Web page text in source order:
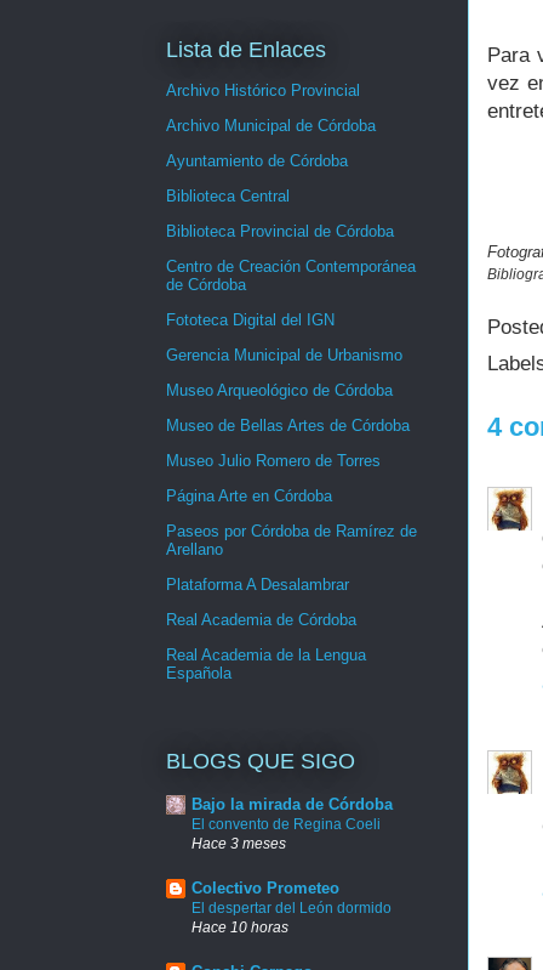
Para
vez
4
Lista de Enlaces
Archivo Histórico Provincial
Archivo Municipal de Córdoba
Ayuntamiento de Córdoba
Biblioteca Central
Biblioteca Provincial de Córdoba
Centro de Creación Contemporánea
de Córdoba
Fototeca Digital del IGN
Gerencia Municipal de Urbanismo
Museo Arqueológico de Córdoba
Museo de Bellas Artes de Córdoba
Museo Julio Romero de Torres
Página Arte en Córdoba
Paseos por Córdoba de Ramírez de
Arellano
Plataforma A Desalambrar
Real Academia de Córdoba
Real Academia de la Lengua
Española
BLOGS QUE SIGO
Bajo la mirada de Córdoba
El convento de Regina Coeli
Hace 3 meses
Colectivo Prometeo
El despertar del León dormido
Hace 10 horas